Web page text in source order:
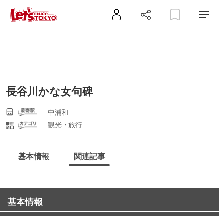
長谷川かな女句碑
中浦和
観光・旅行
基本情報 関連記事
基本情報